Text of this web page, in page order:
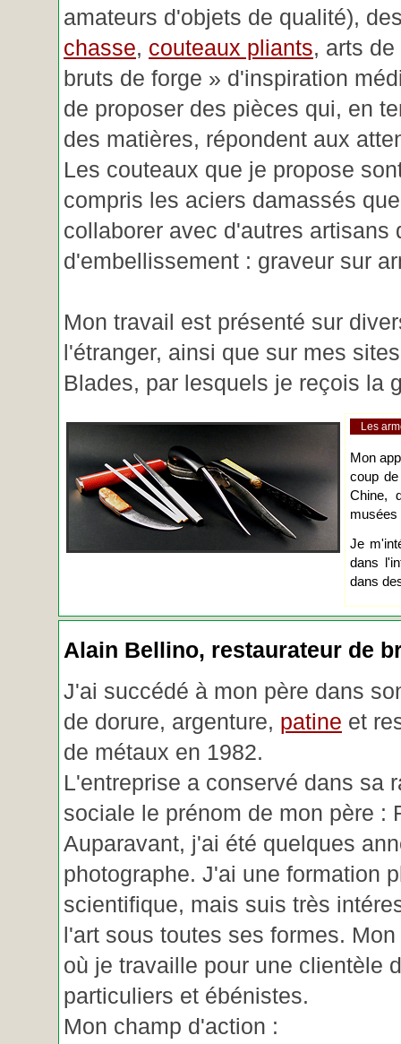
amateurs d'objets de qualité),
chasse, couteaux pliants, arts
bruts de forge » d'inspiration
de proposer des pièces qui, en
des matières, répondent aux
Les couteaux que je propose
compris les aciers damassés
collaborer avec d'autres artisans
d'embellissement : graveur sur
Mon travail est présenté sur
l'étranger, ainsi que sur mes
Blades, par lesquels je reçois la
Les
Mon
coup
Chine,
musées
Je
dans
dans
Alain Bellino, restaurateur de
J'ai succédé à mon père dans
de dorure, argenture, patine et
de métaux en 1982.
L'entreprise a conservé dans sa
sociale le prénom de mon père :
Auparavant, j'ai été quelques
photographe. J'ai une formation
scientifique, mais suis très
l'art sous toutes ses formes.
où je travaille pour une clientèle
particuliers et ébénistes.
Mon champ d'action :